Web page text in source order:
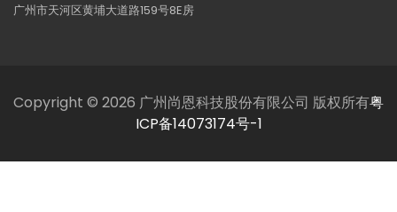
广州市天河区黄埔大道路159号8E房
Copyright © 2026 广州尚恩科技股份有限公司 版权所有粤
ICP备14073174号-1